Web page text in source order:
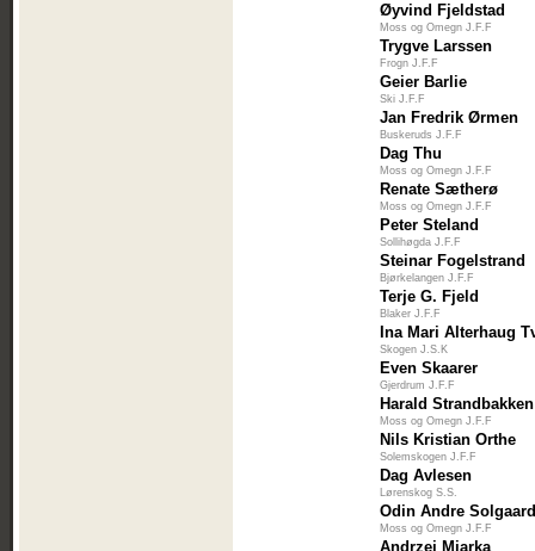
Øyvind Fjeldstad
Moss og Omegn J.F.F
Trygve Larssen
Frogn J.F.F
Geier Barlie
Ski J.F.F
Jan Fredrik Ørmen
Buskeruds J.F.F
Dag Thu
Moss og Omegn J.F.F
Renate Sætherø
Moss og Omegn J.F.F
Peter Steland
Sollihøgda J.F.F
Steinar Fogelstrand
Bjørkelangen J.F.F
Terje G. Fjeld
Blaker J.F.F
Ina Mari Alterhaug
Skogen J.S.K
Even Skaarer
Gjerdrum J.F.F
Harald Strandbakken
Moss og Omegn J.F.F
Nils Kristian Orthe
Solemskogen J.F.F
Dag Avlesen
Lørenskog S.S.
Odin Andre
Moss og Omegn J.F.F
Andrzej Miarka